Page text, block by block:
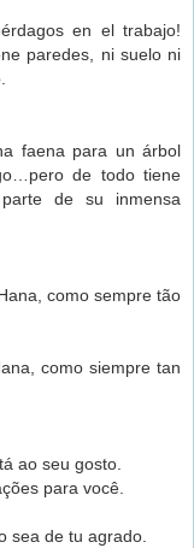
en el trabajo!
paredes, ni suelo ni
faena para un árbol
de todo tiene
de su inmensa
como sempre tão
como siempre tan
ao seu gosto.
para você.
sea de tu agrado.